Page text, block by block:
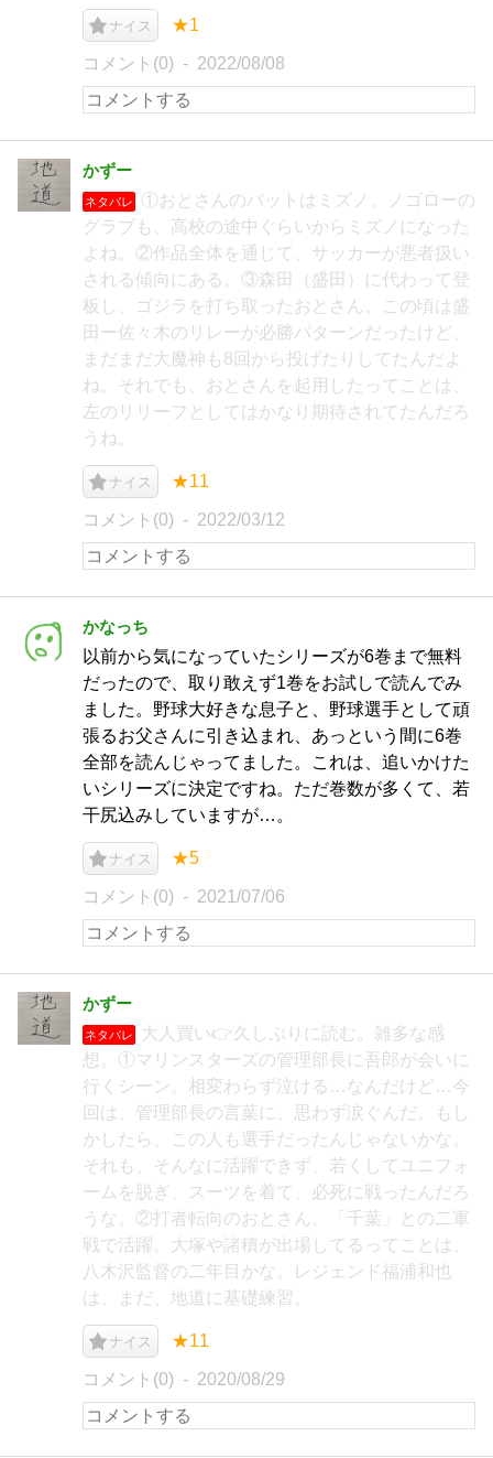
ナイス ★1
コメント(0) 2022/08/08
かずー
ネタバレ
①おとさんのバットはミズノ。ノゴローの
グラブも、高校の途中ぐらいからミズノになった
よね。②作品全体を通じて、サッカーが悪者扱い
される傾向にある。③森田（盛田）に代わって登
板し、ゴジラを打ち取ったおとさん。この頃は盛
田ー佐々木のリレーが必勝パターンだったけど、
まだまだ大魔神も8回から投げたりしてたんだよ
ね。それでも、おとさんを起用したってことは、
左のリリーフとしてはかなり期待されてたんだろ
うね。
ナイス ★11
コメント(0) 2022/03/12
かなっち
以前から気になっていたシリーズが6巻まで無料
だったので、取り敢えず1巻をお試しで読んでみ
ました。野球大好きな息子と、野球選手として頑
張るお父さんに引き込まれ、あっという間に6巻
全部を読んじゃってました。これは、追いかけた
いシリーズに決定ですね。ただ巻数が多くて、若
干尻込みしていますが…。
ナイス ★5
コメント(0) 2021/07/06
かずー
ネタバレ
大人買い👉久しぶりに読む。雑多な感
想。①マリンスターズの管理部長に吾郎が会いに
行くシーン。相変わらず泣ける…なんだけど…今
回は、管理部長の言葉に、思わず涙ぐんだ。もし
かしたら、この人も選手だったんじゃないかな。
それも、そんなに活躍できず、若くしてユニフォ
ームを脱ぎ、スーツを着て、必死に戦ったんだろ
うな。②打者転向のおとさん。「千葉」との二軍
戦で活躍。大塚や諸積が出場してるってことは、
八木沢監督の二年目かな。レジェンド福浦和也
は、まだ、地道に基礎練習。
ナイス ★11
コメント(0) 2020/08/29